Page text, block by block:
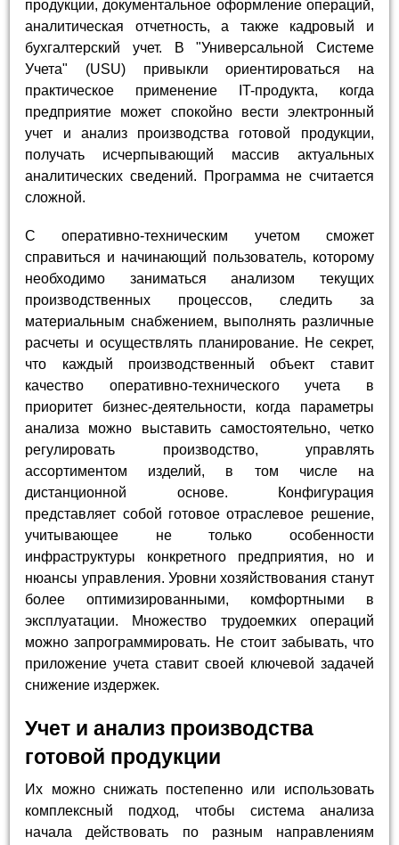
продукции, документальное оформление операций,
аналитическая отчетность, а также кадровый и
бухгалтерский учет. В "Универсальной Системе
Учета" (USU) привыкли ориентироваться на
практическое применение IT-продукта, когда
предприятие может спокойно вести электронный
учет и анализ производства готовой продукции,
получать исчерпывающий массив актуальных
аналитических сведений. Программа не считается
сложной.
С оперативно-техническим учетом сможет
справиться и начинающий пользователь, которому
необходимо заниматься анализом текущих
производственных процессов, следить за
материальным снабжением, выполнять различные
расчеты и осуществлять планирование. Не секрет,
что каждый производственный объект ставит
качество оперативно-технического учета в
приоритет бизнес-деятельности, когда параметры
анализа можно выставить самостоятельно, четко
регулировать производство, управлять
ассортиментом изделий, в том числе на
дистанционной основе. Конфигурация
представляет собой готовое отраслевое решение,
учитывающее не только особенности
инфраструктуры конкретного предприятия, но и
нюансы управления. Уровни хозяйствования станут
более оптимизированными, комфортными в
эксплуатации. Множество трудоемких операций
можно запрограммировать. Не стоит забывать, что
приложение учета ставит своей ключевой задачей
снижение издержек.
Учет и анализ производства
готовой продукции
Их можно снижать постепенно или использовать
комплексный подход, чтобы система анализа
начала действовать по разным направлениям